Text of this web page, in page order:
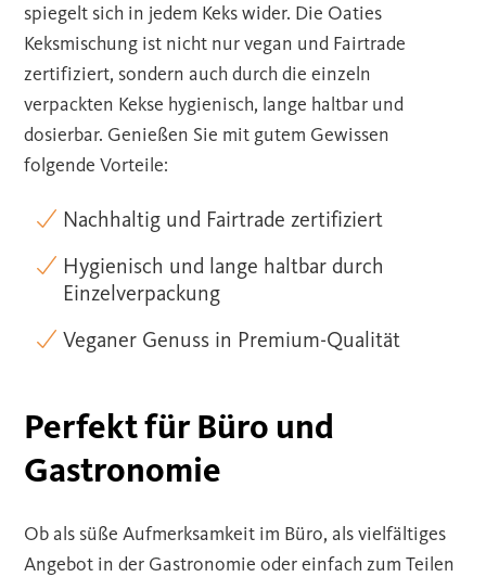
spiegelt sich in jedem Keks wider. Die Oaties
Keksmischung ist nicht nur vegan und Fairtrade
zertifiziert, sondern auch durch die einzeln
verpackten Kekse hygienisch, lange haltbar und
dosierbar. Genießen Sie mit gutem Gewissen
folgende Vorteile:
Nachhaltig und Fairtrade zertifiziert
Hygienisch und lange haltbar durch
Einzelverpackung
Veganer Genuss in Premium-Qualität
Perfekt für Büro und
Gastronomie
Ob als süße Aufmerksamkeit im Büro, als vielfältiges
Angebot in der Gastronomie oder einfach zum Teilen